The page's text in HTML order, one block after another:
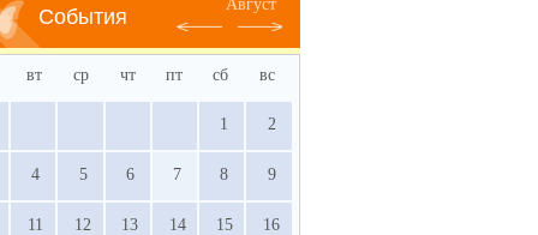
События
Август
вт ср чт пт сб вс
1 2
4 5 6 7 8 9
11 12 13 14 15 16